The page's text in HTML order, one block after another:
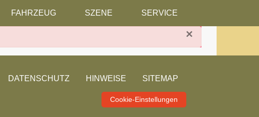
FAHRZEUG SZENE SERVICE
×
DATENSCHUTZ HINWEISE SITEMAP
Cookie-Einstellungen